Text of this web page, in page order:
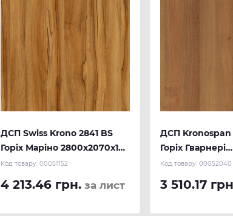
ДСП Swiss Krono 2841 BS
Горіх Маріно 2800х2070х18
мм
Код товару:00051152
4 213.46 грн. за лист
ДСП Kronospan
Горіх Гварнері
2800x2070x18 мм
Код товару: 00052040
3 510.17